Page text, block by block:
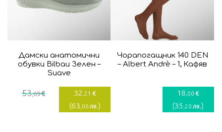
Дамски анатомични
обувки Bilbau Зелен –
Suave
53,69€
Original
price
32 ,21 €
(63 ,00 лв.)
Текущата
цена
Чорапогащник 140 DEN
– Albert Andrè – 1, Кафяв
18 ,00 €
(35 ,20 лв.)